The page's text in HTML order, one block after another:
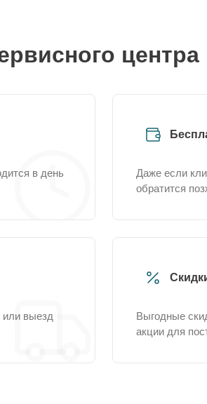
центра
в день
Даже если
обратится
или выезд
Выгодные
акции для